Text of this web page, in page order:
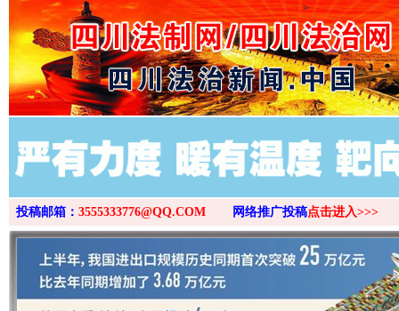
>
投稿邮箱： 3555333776@QQ.COM 网络推广投稿点击进入>>>